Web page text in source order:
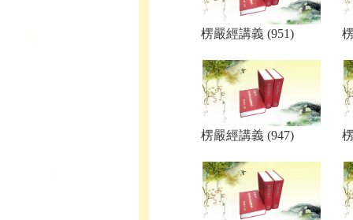
楞嚴經講義 (951)
楞嚴經講義 (947)